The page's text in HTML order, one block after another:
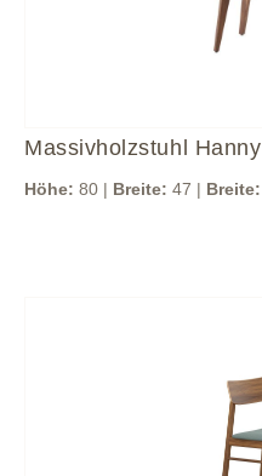
Massivholzstuhl Hanny
Höhe: 80 | Breite: 47 | Breite: